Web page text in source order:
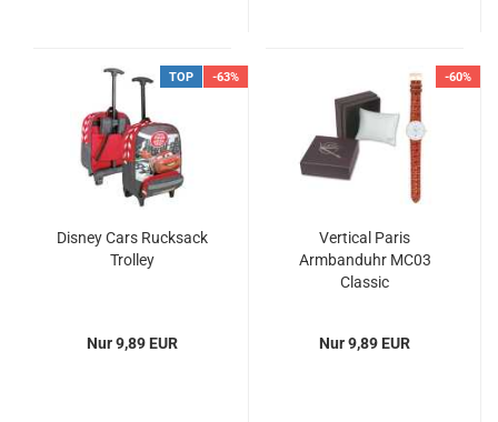
TOP -63%
Disney Cars Rucksack
Trolley
Nur 9,89 EUR
-60%
Vertical Paris
Armbanduhr MC03
Classic
Nur 9,89 EUR